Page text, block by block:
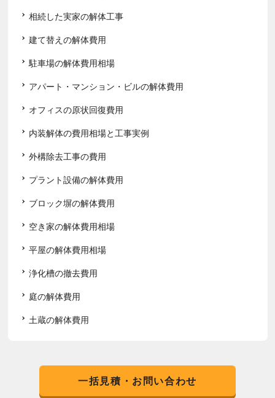
相続した実家の解体工事
建て替えの解体費用
駐車場の解体費用相場
アパート・マンション・ビルの解体費用
オフィスの原状回復費用
内装解体の費用相場と工事実例
外構除去工事の費用
プラント設備の解体費用
ブロック塀の解体費用
空き家の解体費用相場
平屋の解体費用相場
浄化槽の撤去費用
庭の解体費用
土蔵の解体費用
一括見積・お問い合わせ